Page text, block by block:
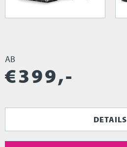
AB
€399,-
DETAILS